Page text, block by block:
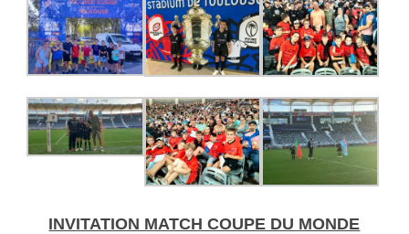
INVITATION MATCH COUPE DU MONDE